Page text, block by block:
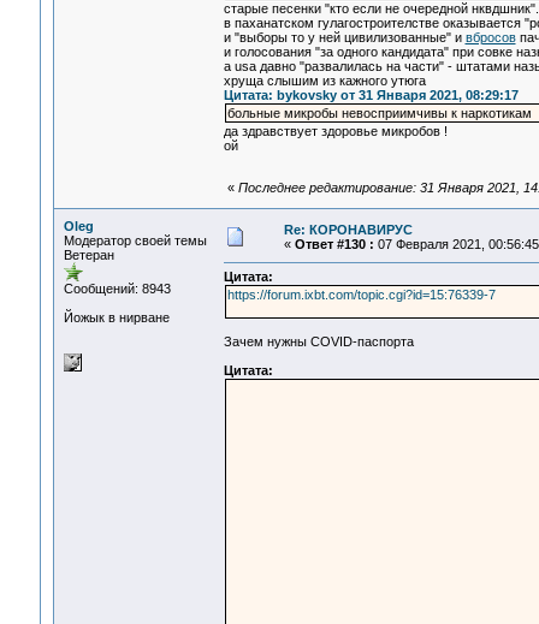
старые песенки "кто если не очередной
в паханатском гулагостроителстве оказывается
и "выборы то у ней цивилизованные" и вбросов
и голосования "за одного кандидата" при совке
а usa давно "развалилась на части" - штатами
хруща слышим из кажного утюга
Цитата: bykovsky от 31 Января 2021, 08:29:17
больные микробы невосприимчивы к наркотикам
да здравствует здоровье микробов !
ой
« Последнее редактирование: 31 Января 2021,
Oleg
Модератор своей темы
Ветеран
Сообщений: 8943
Йожык в нирване
Re: КОРОНАВИРУС
« Ответ #130 : 07 Февраля 2021,
Цитата:
https://forum.ixbt.com/topic.cgi?id=15:76339-7
Зачем нужны COVID-паспорта
Цитата: